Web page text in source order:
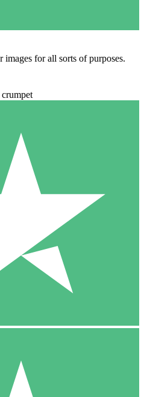
images for all sorts of purposes.
crumpet